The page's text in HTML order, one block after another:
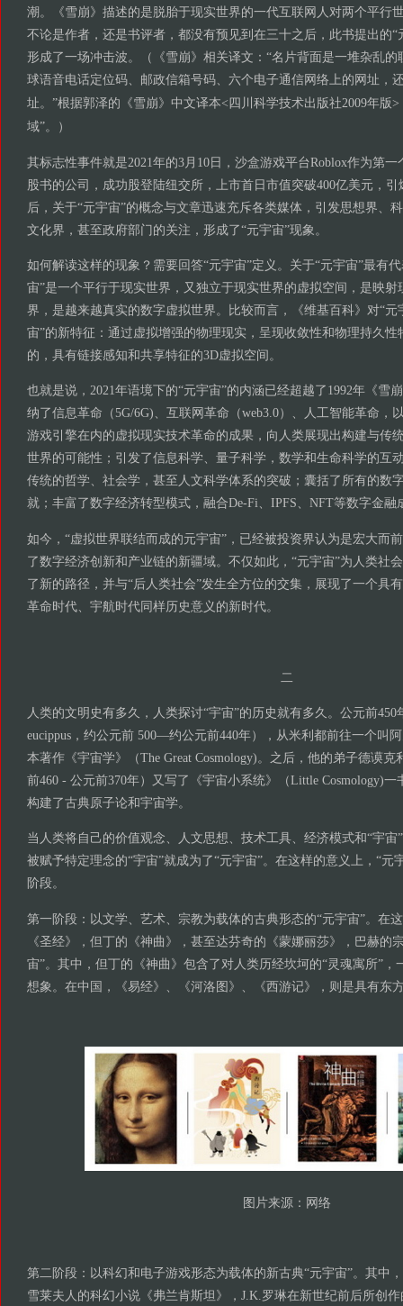
潮 。《雪崩》 描述的是脱胎于现实世界的一代互联网人对两个平行
不论是作者， 还是书评者， 都没有预见到在三十之后， 此书提出的“
形成了一场冲击波。（《雪崩》 相关译文 ：“名片背面是一堆杂乱的
球语音电话定位码、 邮政信箱号码、 六个电子通信网络上的网址 ，
址。”根据郭泽的 《雪崩》 中文译本<四川科学技术出版社2009年版>
域”。）
其标志性事件就是2021年的3月10日，沙盒游戏平台Roblox作为第一
股书的公司，成功股登陆纽交所，上市首日市值突破400亿美元，
后，关于“元宇宙”的概念与文章迅速充斥各类媒体，引发思想界、
文化界，甚至政府部门的关注，形成了“元宇宙”现象。
如何解读这样的现象？需要回答“元宇宙”定义。关于“元宇宙”最有
宙”是一个平行于现实世界，又独立于现实世界的虚拟空间，是映射
界，是越来越真实的数字虚拟世界。比较而言，《维基百科》对“元
宙”的新特征：通过虚拟增强的物理现实，呈现收敛性和物理持久
的，具有链接感知和共享特征的3D虚拟空间。
也就是说，2021年语境下的“元宇宙”的内涵已经超越了1992年《雪
纳了信息革命（5G/6G)、互联网革命（web3.0）、人工智能革命，
游戏引擎在内的虚拟现实技术革命的成果，向人类展现出构建与传
世界的可能性；引发了信息科学、量子科学，数学和生命科学的互
传统的哲学、社会学，甚至人文科学体系的突破；囊括了所有的数
就；丰富了数字经济转型模式，融合De-Fi、IPFS、NFT等数字金融
如今，“虚拟世界联结而成的元宇宙”，已经被投资界认为是宏大而
了数字经济创新和产业链的新疆域。不仅如此，“元宇宙”为人类社
了新的路径，并与“后人类社会”发生全方位的交集，展现了一个具
革命时代、宇航时代同样历史意义的新时代。
二
人类的文明史有多久，人类探讨“宇宙”的历史就有多久。公元前
eucippus，约公元前 500—约公元前440年），从米利都前往一个叫
本著作《宇宙学》（The Great Cosmology)。之后，他的弟子德谟克
前460 - 公元前370年）又写了《宇宙小系统》（Little Cosmology)
构建了古典原子论和宇宙学。
当人类将自己的价值观念、人文思想、技术工具、经济模式和“宇宙
被赋予特定理念的“宇宙”就成为了“元宇宙”。在这样的意义上，“元
阶段。
第一阶段：以文学、艺术、宗教为载体的古典形态的“元宇宙”。在
《圣经》，但丁的《神曲》，甚至达芬奇的《蒙娜丽莎》，巴赫的
宙”。其中，但丁的《神曲》包含了对人类历经坎坷的“灵魂寓所”，
想象。在中国，《易经》、《河洛图》、《西游记》，则是具有东
图片来源：网络
第二阶段：以科幻和电子游戏形态为载体的新古典“元宇宙”。其中
雪莱夫人的科幻小说《弗兰肯斯坦》，J.K.罗琳在新世纪前后所创作